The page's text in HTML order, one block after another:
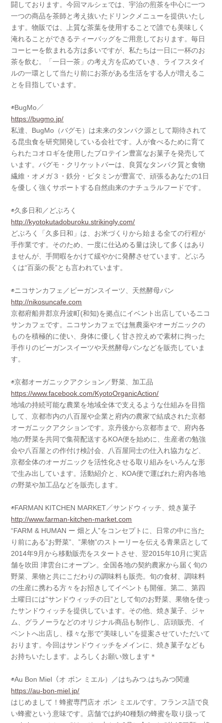
闘しております。今回マルシェでは、宇治の煎茶を中心に一つ
一つの商品を茶師と考え抜いたドリンクメニューを提供いたし
ます。物販では、上質な茶葉を使用することで誰でも美味しく
淹れることができるティーバッグをご用意しております。毎日
コーヒーを飲まれる方は多いですが、私たちは一日に一杯のお
茶を飲む。「一日一茶」の考え方を広めていき、ライフスタイ
ルの一環として当たり前にお茶がある生活をする人が増えるこ
とを目指しています。
◉BugMo／
https://bugmo.jp/
私達、BugMo（バグモ）は未来のタンパク源として期待されて
る昆虫食を研究開発している会社です。人が食べるために育て
られたコオロギを使用したプロテイン豊富なお菓子を発売して
います。バグモ・クリケットバーは、良質なタンパク質と食物
繊維・オメガ３・鉄分・ビタミンが豊富で、頑張るあなたの1日
を優しく強くサポートする自然由来のナチュラルフードです。
◉久多日和／どぶろく
http://kyotokutadoburoku.strikingly.com/
どぶろく「久多日和」は、お米づくりから始まる全ての行程が
手作業です。そのため、一度に仕込める量は決して多くはあり
ませんが、手間暇をかけて緩やかに発酵させています。どぶろ
くは“百薬の長”とも言われています。
◉ニコサンカフェ／ビーガンスイーツ、天然酵母パン
http://nikosuncafe.com
京都府船井郡京丹波町(和知)を拠点にイベント出店しているニコ
サンカフェです。ニコサンカフェでは無農薬やオーガニックの
ものを積極的に使い、身体に優しく甘さ控えめで素材に拘った
手作りのビーガンスイーツや天然酵母パンなどを販売していま
す。
◉京都オーガニックアクション／野菜、加工品
https://www.facebook.com/KyotoOrganicAction/
地域の持続可能な農業を地域全体で支えるような仕組みを目指
して、京都市内の八百屋や企業と府内の農家で結成された京都
オーガニックアクションです。京丹後から京都市まで、府内各
地の野菜を共同で集荷配送するKOA便を始めに、生産者の勉強
会や八百屋との作付け検討会、八百屋同士の仕入れ協力など、
京都全体のオーガニックを活性化させる取り組みをいろんな形
で生み出しています。活動紹介と、KOA便で運ばれた府内各地
の野菜や加工品などを販売します。
◉FARMAN KITCHEN MARKET／サンドウィッチ、焼き菓子
http://www.farman-kitchen-market.com
“FARM & HUMAN ー 畑と人”をコンセプトに、日常の中に当た
り前にある”お野菜”、”果物”のストーリーを伝える青果店として
2014年9月から移動販売をスタートさせ、翌2015年10月に実店
舗を吹田 津雲台にオープン。全国各地の契約農家から届く旬の
野菜、果物と共にこだわりの調味料も販売。旬の食材、調味料
の生産に携わる方々をお招きしてイベントも開催。第二、第四
土曜日には”サンドウィッチの日”として旬のお野菜、果物を使っ
たサンドウィッチを提供しています。その他、焼き菓子、ジャ
ム、グラノーラなどのオリジナル商品も制作し、店頭販売、イ
ベントへ出店し、様々な形で”美味しい”を提案させていただいて
おります。今回はサンドウィッチをメインに、焼き菓子なども
お持ちいたします。よろしくお願い致します＊
◉Au Bon Miel（オ ボン ミエル）／はちみつ.はちみつ関連
https://au-bon-miel.jp/
はじめまして！蜂蜜専門店オ ボン ミエルです。フランス語で良
い蜂蜜という意味です。店舗では約40種類の蜂蜜を取り扱って